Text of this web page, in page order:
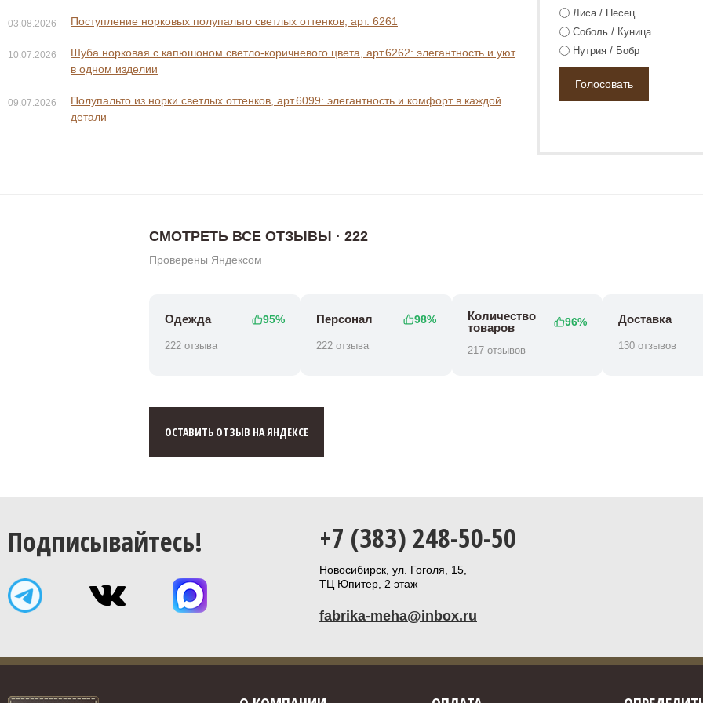
28 800 ₽
03.08.2026 Поступление норковых полупальто светлых оттенков, арт. 6261
10.07.2026
Шуба норковая с капюшоном светло-коричневого цвета, арт.6262: элегантность и уют
в одном изделии
09.07.2026
Полупальто из норки светлых оттенков, арт.6099: элегантность и комфорт в каждой
детали
Лиса / Песец
Соболь / Куница
Нутрия / Бобр
СМОТРЕТЬ ВСЕ ОТЗЫВЫ · 222
Проверены Яндексом
Одежда 95%
222 отзыва
Персонал 98%
222 отзыва
Количество
товаров
96%
217 отзывов
Доставка
130 отзывов
ОСТАВИТЬ ОТЗЫВ НА ЯНДЕКСЕ
Подписывайтесь! +7 (383) 248-50-50
Новосибирск, ул. Гоголя, 15,
ТЦ Юпитер, 2 этаж
fabrika-meha@inbox.ru